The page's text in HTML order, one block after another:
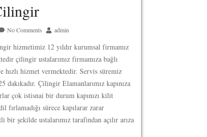
No Comments admin
hizmetimiz 12 yıldır kurumsal firmamız
çilingir ustalarımız firmamıza bağlı
hızlı hizmet vermektedir. Servis süremiz
Çilingir Elamanlarımız kapınıza
çok istisnai bir durum kapınızı kilit
fırlamadığı sürece kapılarar zarar
bir şekilde ustalarımız tarafindan açılır arıza